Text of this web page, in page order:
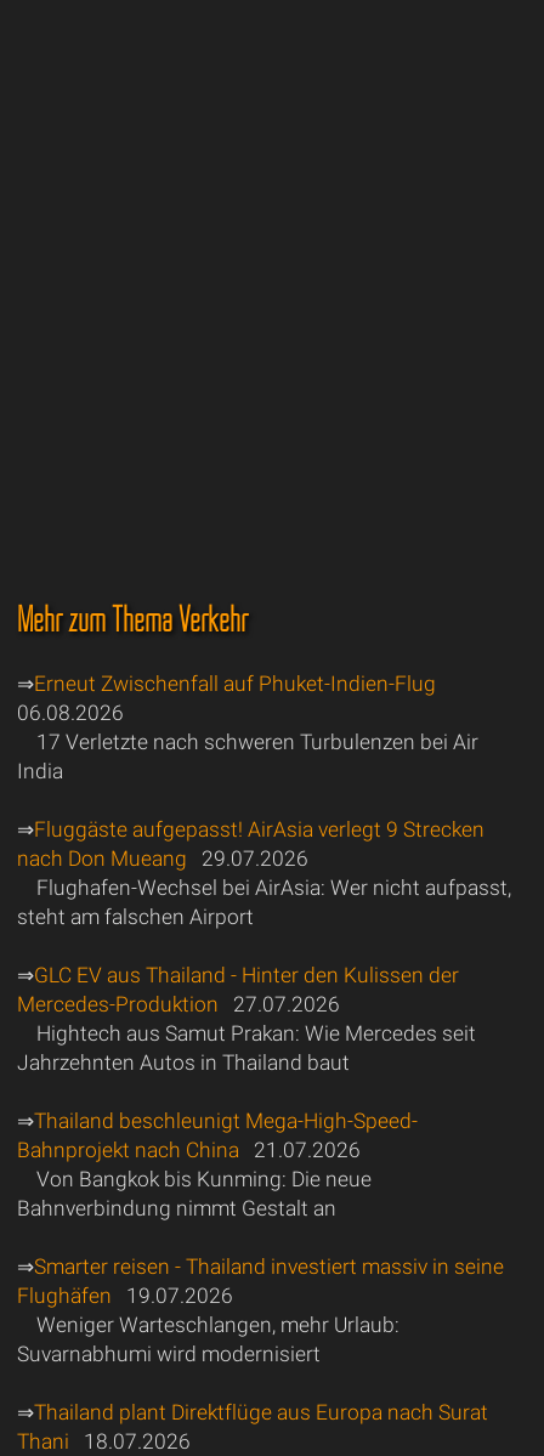
Mehr zum Thema Verkehr
⇒Erneut Zwischenfall auf Phuket-Indien-Flug
06.08.2026
17 Verletzte nach schweren Turbulenzen bei Air
India
⇒Fluggäste aufgepasst! AirAsia verlegt 9 Strecken
nach Don Mueang 29.07.2026
Flughafen-Wechsel bei AirAsia: Wer nicht aufpasst,
steht am falschen Airport
⇒GLC EV aus Thailand - Hinter den Kulissen der
Mercedes-Produktion 27.07.2026
Hightech aus Samut Prakan: Wie Mercedes seit
Jahrzehnten Autos in Thailand baut
⇒Thailand beschleunigt Mega-High-Speed-
Bahnprojekt nach China 21.07.2026
Von Bangkok bis Kunming: Die neue
Bahnverbindung nimmt Gestalt an
⇒Smarter reisen - Thailand investiert massiv in seine
Flughäfen 19.07.2026
Weniger Warteschlangen, mehr Urlaub:
Suvarnabhumi wird modernisiert
⇒Thailand plant Direktflüge aus Europa nach Surat
Thani 18.07.2026